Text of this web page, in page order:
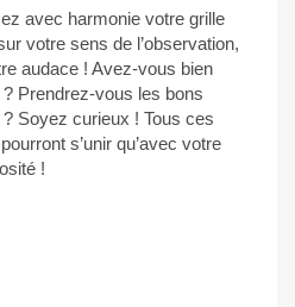
avec harmonie votre grille
votre sens de l’observation,
audace ! Avez-vous bien
Prendrez-vous les bons
Soyez curieux ! Tous ces
s’unir qu’avec votre
!